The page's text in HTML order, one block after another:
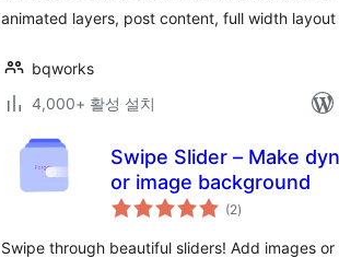
animated layers, post content, full width layout
bqworks
4,000+ 활성 설치
Swipe Slider – Make
or image background
(2전
체
점
)
Swipe through beautiful sliders! Add images